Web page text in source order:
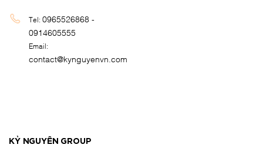
Tel:0965526868 -
0914605555
Email:
contact@kynguyenvn.com
KỶ NGUYÊN GROUP